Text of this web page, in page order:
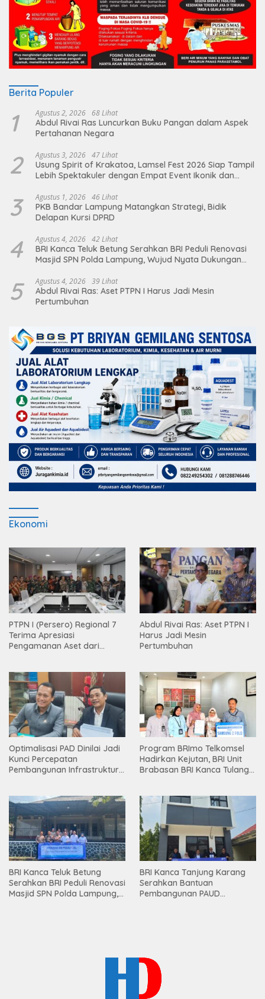
Berita Populer
1 Agustus 2, 2026 68 Lihat
Abdul Rivai Ras Luncurkan Buku Pangan dalam Aspek
Pertahanan Negara
2 Agustus 3, 2026 47 Lihat
Usung Spirit of Krakatoa, Lamsel Fest 2026 Siap Tampil
Lebih Spektakuler dengan Empat Event Ikonik dan
3 Agustus 1, 2026 46 Lihat
PKB Bandar Lampung Matangkan Strategi, Bidik
Delapan Kursi DPRD
4 Agustus 4, 2026 42 Lihat
BRI Kanca Teluk Betung Serahkan BRI Peduli Renovasi
Masjid SPN Polda Lampung, Wujud Nyata Dukungan
5 Agustus 4, 2026 39 Lihat
Abdul Rivai Ras: Aset PTPN I Harus Jadi Mesin
Pertumbuhan
Ekonomi
PTPN I (Persero) Regional 7
Terima Apresiasi
Pengamanan Aset dari
Abdul Rivai Ras: Aset PTPN I
Harus Jadi Mesin
Pertumbuhan
Optimalisasi PAD Dinilai Jadi
Kunci Percepatan
Pembangunan Infrastruktur
Program BRImo Telkomsel
Hadirkan Kejutan, BRI Unit
Brabasan BRI Kanca Tulang
Mesuji
BRI Kanca Teluk Betung
Serahkan BRI Peduli Renovasi
Masjid SPN Polda Lampung,
BRI Kanca Tanjung Karang
Serahkan Bantuan
Pembangunan PAUD